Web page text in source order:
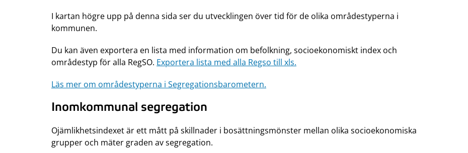
I kartan högre upp på denna sida ser du utvecklingen över tid för de olika områdestyperna i
kommunen.
Du kan även exportera en lista med information om befolkning, socioekonomiskt index och
områdestyp för alla RegSO. Exportera lista med alla Regso till xls.
Läs mer om områdestyperna i Segregationsbarometern.
Inomkommunal segregation
Ojämlikhetsindexet är ett mått på skillnader i bosättningsmönster mellan olika socioekonomiska
grupper och mäter graden av segregation.